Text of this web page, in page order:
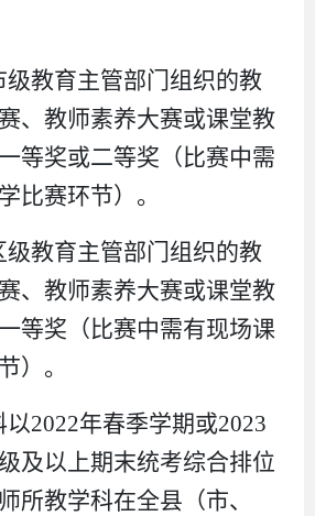
级教育主管部门组织的教
、教师素养大赛或课堂教
等奖或二等奖（比赛中需
比赛环节）。
级教育主管部门组织的教
、教师素养大赛或课堂教
等奖（比赛中需有现场课
）。
以2022年春季学期或2023
及以上期末统考综合排位
所教学科在全县（市、